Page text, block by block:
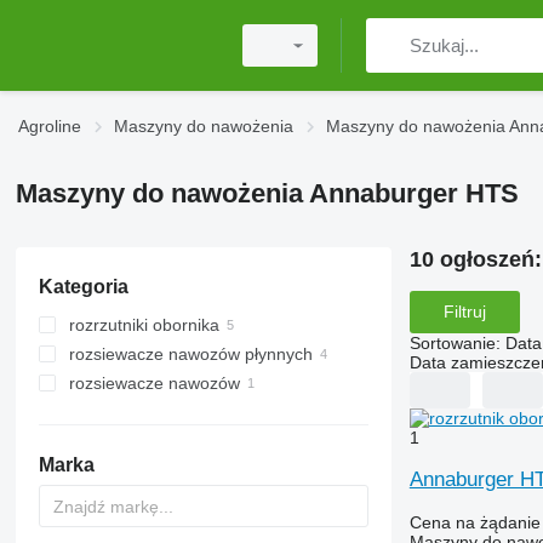
Agroline Maszyny do nawożenia Maszyny do nawożenia
Maszyny do nawożenia Annaburger HTS
Kategoria
rozrzutniki obornika
rozsiewacze nawozów płynnych
rozsiewacze nawozów
Marka
10 ogłoszeń:
Filtruj
Sortowanie:
Data
1
Annaburger
Cena na żądanie